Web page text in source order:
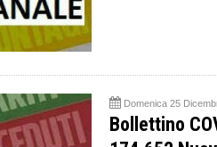
Domenica 25
Bollettino